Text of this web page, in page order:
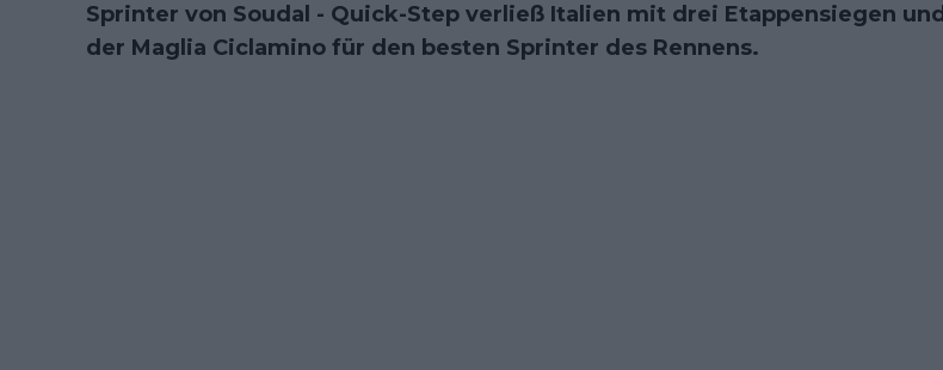
Sprinter von Soudal - Quick-Step verließ Italien mit drei Etappensiegen und
der Maglia Ciclamino für den besten Sprinter des Rennens.